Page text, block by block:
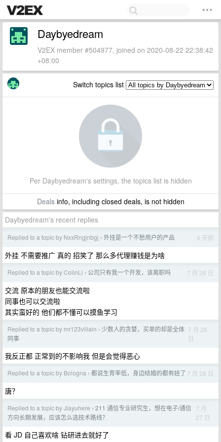
Daybyedream
V2EX member #504977, joined on 2020-08-22 22:38:42
+08:00
Switch topics list
Per Daybyedream's settings, the topics list is hidden
Dealsinfo, including closed deals, is not hidden
Daybyedream's recent replies
Replied to a topic by NxxRngjnbgj › 外挂是一个不愁用户的产品 4 天前
外挂 不需要推广 真的 招笑了 那么多代理赚钱是为啥
Replied to a topic by ColinLi › 公司只有我一个开发，该离职吗 7 月 28 日
交流 原本的朋友也能交流啦
同事也可以交流啦
其实蛮好的 他们都不懂可以摸鱼学习
Replied to a topic by mr123villain › 少数人的贪婪，买单的却是全体
同事
7 月 28
日
我反正都 正常到的不影响我 但是会觉得恶心
Replied to a topic by Bologna › 都说生育率低，身边结婚的都有娃了 7 月 28 日
唐？
Replied to a topic by Jiayuhere › 211 通信专业研究生，想在电子/通信
方向长期发展，应该怎么选技术路线？
7 月
27 日
看 JD 自己喜欢啥 钻研进去就好了